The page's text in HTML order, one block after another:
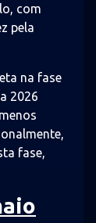
com
pela
na fase
2026
fase,